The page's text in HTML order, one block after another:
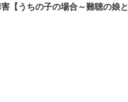
【うちの子の場合～難聴の娘と